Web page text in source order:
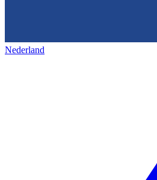
Nederland